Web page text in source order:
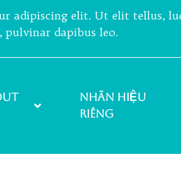
adipiscing elit. Ut elit tellus,
pulvinar dapibus leo.
NHÃN HIỆU
RIÊNG